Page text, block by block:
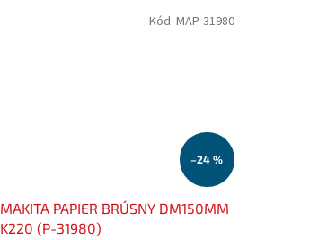
–24 %
MAKITA PAPIER BRÚSNY DM150MM
K220 (P-31980)
Kód: MAP-31980